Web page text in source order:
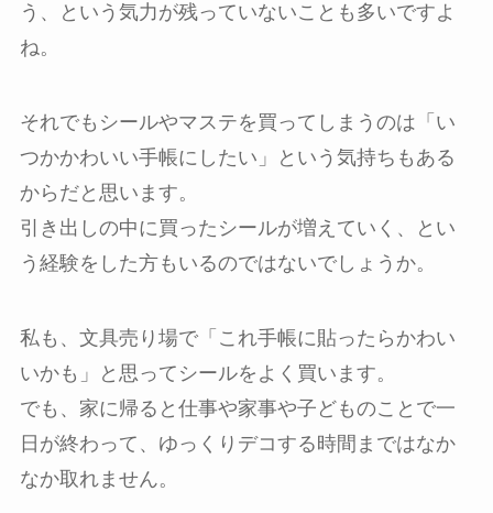
う、という気力が残っていないことも多いですよ
ね。
それでもシールやマステを買ってしまうのは「い
つかかわいい手帳にしたい」という気持ちもある
からだと思います。
引き出しの中に買ったシールが増えていく、とい
う経験をした方もいるのではないでしょうか。
私も、文具売り場で「これ手帳に貼ったらかわい
いかも」と思ってシールをよく買います。
でも、家に帰ると仕事や家事や子どものことで一
日が終わって、ゆっくりデコする時間まではなか
なか取れません。